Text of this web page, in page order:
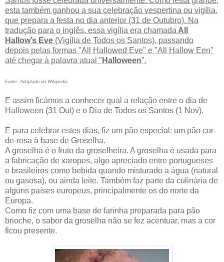
esta também ganhou a sua celebração vespertina ou vigília,
que prepara a festa no dia anterior (31 de Outubro). Na
tradução para o inglês, essa vigília era chamada All
Hallow’s Eve (Vigília de Todos os Santos), passando
depois pelas formas "All Hallowed Eve" e "All Hallow Een"
até chegar à palavra atual " Halloween".
Fonte: Adaptado da Wikipedia
E assim ficámos a conhecer qual a relação entre o dia de
Halloween (31 Out) e o Dia de Todos os Santos (1 Nov).
E para celebrar estes dias, fiz um pão especial: um pão cor-
de-rosa à base de Groselha.
A groselha é o fruto da groselheira. A groselha é usada para
a fabricação de xaropes, algo apreciado entre portugueses
e brasileiros como bebida quando misturado a água (natural
ou gasosa), ou ainda leite. Também faz parte da culinária de
alguns países europeus, principalmente os do norte da
Europa.
Como fiz com uma base de farinha preparada para pão
brioche, o sabor da groselha não se fez acentuar, mas a cor
ficou presente.